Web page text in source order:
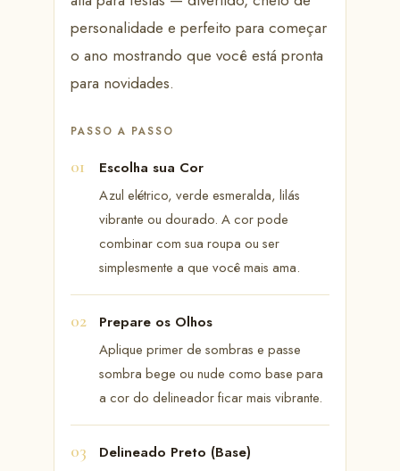
personalidade e perfeito para começar
o ano mostrando que você está pronta
para novidades.
PASSO A PASSO
Escolha sua Cor
Azul elétrico, verde esmeralda, lilás
vibrante ou dourado. A cor pode
combinar com sua roupa ou ser
simplesmente a que você mais ama.
Prepare os Olhos
Aplique primer de sombras e passe
sombra bege ou nude como base para
a cor do delineador ficar mais vibrante.
Delineado Preto (Base)